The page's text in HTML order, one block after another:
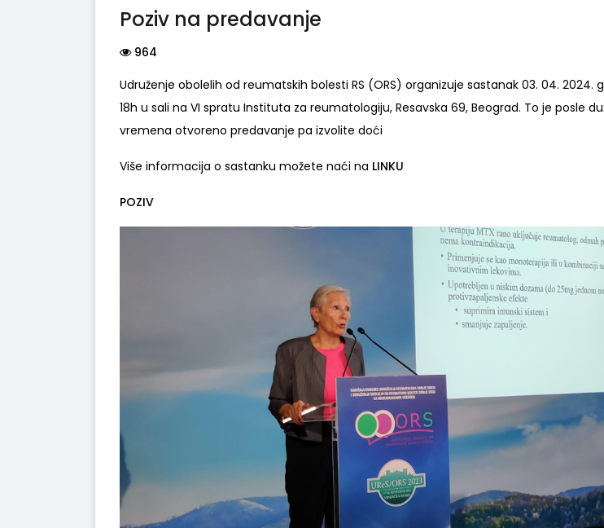
Poziv na predavanje
964
Udruženje obolelih od reumatskih bolesti RS (ORS) organizuje sastanak 03. 04. 2024.
18h u sali na VI spratu Instituta za reumatologiju, Resavska 69, Beograd. To je posle
vremena otvoreno predavanje pa izvolite doći
Više informacija o sastanku možete naći na LINKU
POZIV